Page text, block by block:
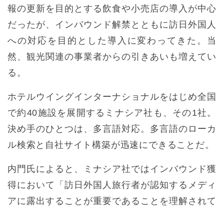
報の更新を目的とする飲食や小売店の導入が中心
だったが、インバウンド解禁とともに訪日外国人
への対応を目的とした導入に変わってきた。当
然、観光関連の事業者からの引きあいも増えてい
る。
ホテルウイングインターナショナルをはじめ全国
で約40施設を展開するミナシア社も、その1社。
決め手のひとつは、多言語対応。多言語のローカ
ル検索と自社サイト構築が迅速にできることだ。
内門氏によると、ミナシア社ではインバウンド獲
得において「訪日外国人旅行者が認知するメディ
アに露出することが重要であることを理解されて